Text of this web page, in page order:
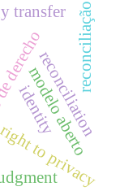
to privacy
transfer
modelo aberto
reconciliation
reconciliação
identity